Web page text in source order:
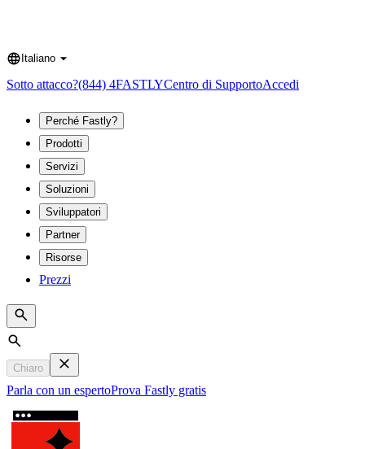
Language
Italiano
Sotto attacco?(844) 4FASTLYCentro di SupportoAccedi
Perché Fastly?
Prodotti
Servizi
Soluzioni
Sviluppatori
Partner
Risorse
Prezzi
Search
Chiaro
Parla con un espertoProva Fastly gratis